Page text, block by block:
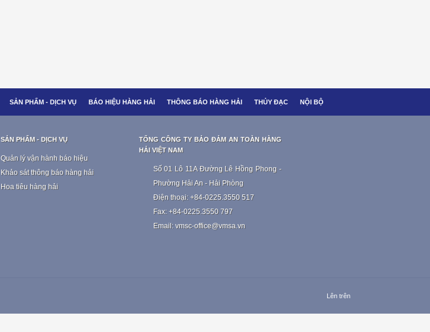
SẢN PHẨM - DỊCH VỤ BÁO HIỆU HÀNG HẢI THÔNG BÁO HÀNG HẢI THỦY ĐẠC NỘI BỘ
SẢN PHẨM - DỊCH VỤ
Quản lý vận hành báo hiệu
Khảo sát thông báo hàng hải
Hoa tiêu hàng hải
TỔNG CÔNG TY BẢO ĐẢM AN TOÀN HÀNG
HẢI VIỆT NAM
Số 01 Lô 11A Đường Lê Hồng Phong -
Phường Hải An - Hải Phòng
Điện thoại: +84-0225.3550 517
Fax: +84-0225.3550 797
Email: vmsc-office@vmsa.vn
Lên trên